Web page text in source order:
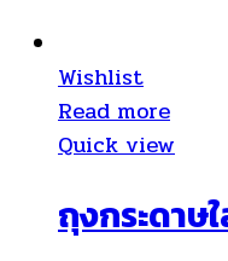
Wishlist
Read more
Quick view
ถุงกระดาษ